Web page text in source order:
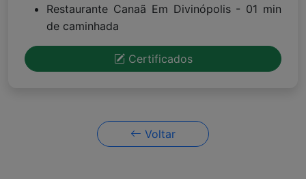
Restaurante Canaã Em Divinópolis - 01 min
de caminhada
Certificados
Voltar